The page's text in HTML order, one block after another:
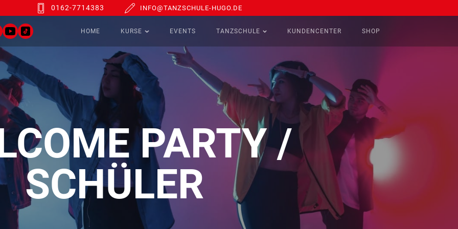
0162-7714383 INFO@TANZSCHULE-HUGO.DE
HOME KURSE EVENTS TANZSCHULE KUNDENCENTER SHOP
PARTY /
SCHÜLER